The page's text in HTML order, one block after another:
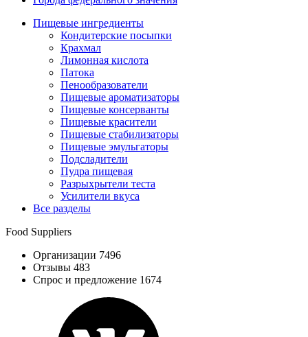
Пищевые ингредиенты
Кондитерские посыпки
Крахмал
Лимонная кислота
Патока
Пенообразователи
Пищевые ароматизаторы
Пищевые консерванты
Пищевые красители
Пищевые стабилизаторы
Пищевые эмульгаторы
Подсладители
Пудра пищевая
Разрыхрытели теста
Усилители вкуса
Все разделы
Food Suppliers
Организации 7496
Отзывы 483
Спрос и предложение 1674